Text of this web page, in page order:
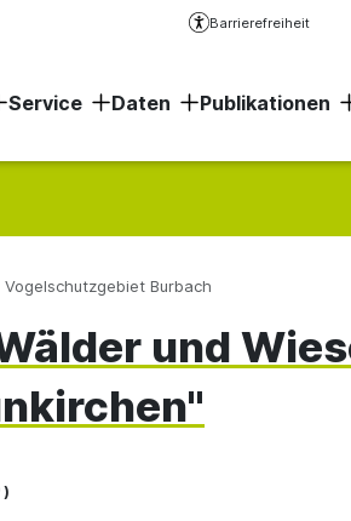
Barrierefreiheit
Service Daten Publikationen
Vogelschutzgebiet Burbach
und